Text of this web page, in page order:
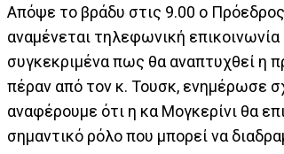
Απόψε το βράδυ στις 9.00 ο
αναμένεται τηλεφωνική
συγκεκριμένα πως θα αναπτυχθεί η
πέραν από τον κ. Τουσκ, ενημέρωσε
αναφέρουμε ότι η κα Μογκερίνι θα
σημαντικό ρόλο που μπορεί να